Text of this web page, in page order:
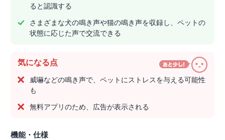
ると認識する
さまざまな犬の鳴き声や猫の鳴き声を収録し、ペットの
状態に応じた声で交流できる
気になる点
威嚇などの鳴き声で、ペットにストレスを与える可能性
も
無料アプリのため、広告が表示される
機能・仕様